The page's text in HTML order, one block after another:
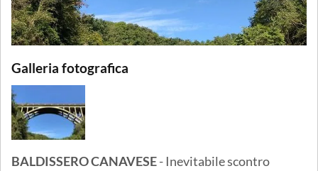
Galleria fotografica
BALDISSERO CANAVESE- Inevitabile scontro